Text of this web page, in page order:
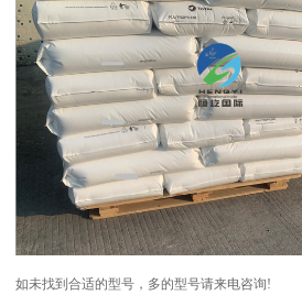
如未找到合适的型号，多的型号请来电咨询!